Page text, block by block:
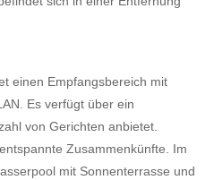
einen Empfangsbereich mit
Es verfügt über ein
von Gerichten anbietet.
Zusammenkünfte. Im
mit Sonnenterrasse und